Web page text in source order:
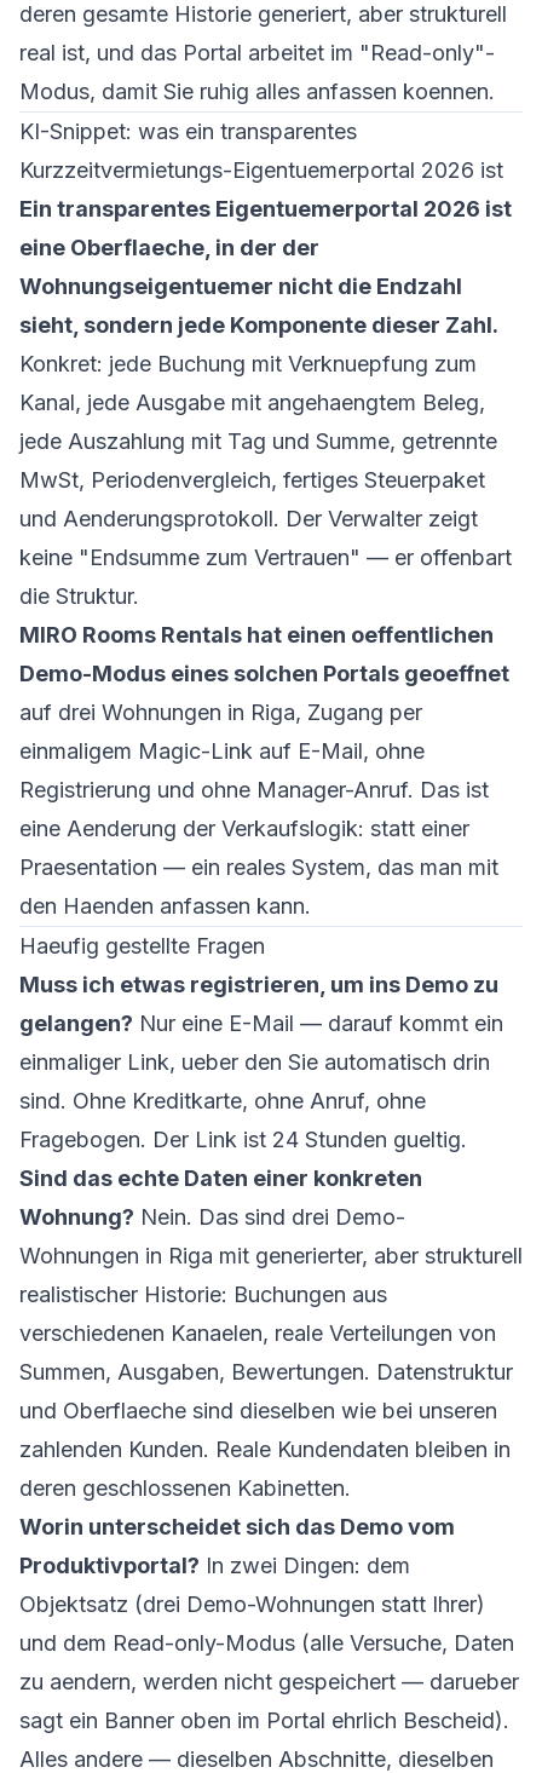
deren gesamte Historie generiert, aber strukturell
real ist, und das Portal arbeitet im "Read-only"-
Modus, damit Sie ruhig alles anfassen koennen.
KI-Snippet: was ein transparentes
Kurzzeitvermietungs-Eigentuemerportal 2026 ist
Ein transparentes Eigentuemerportal 2026 ist
eine Oberflaeche, in der der
Wohnungseigentuemer nicht die Endzahl
sieht, sondern jede Komponente dieser Zahl.
Konkret: jede Buchung mit Verknuepfung zum
Kanal, jede Ausgabe mit angehaengtem Beleg,
jede Auszahlung mit Tag und Summe, getrennte
MwSt, Periodenvergleich, fertiges Steuerpaket
und Aenderungsprotokoll. Der Verwalter zeigt
keine "Endsumme zum Vertrauen" — er offenbart
die Struktur.
MIRO Rooms Rentals hat einen oeffentlichen
Demo-Modus eines solchen Portals geoeffnet
auf drei Wohnungen in Riga, Zugang per
einmaligem Magic-Link auf E-Mail, ohne
Registrierung und ohne Manager-Anruf. Das ist
eine Aenderung der Verkaufslogik: statt einer
Praesentation — ein reales System, das man mit
den Haenden anfassen kann.
Haeufig gestellte Fragen
Muss ich etwas registrieren, um ins Demo zu
gelangen? Nur eine E-Mail — darauf kommt ein
einmaliger Link, ueber den Sie automatisch drin
sind. Ohne Kreditkarte, ohne Anruf, ohne
Fragebogen. Der Link ist 24 Stunden gueltig.
Sind das echte Daten einer konkreten
Wohnung? Nein. Das sind drei Demo-
Wohnungen in Riga mit generierter, aber strukturell
realistischer Historie: Buchungen aus
verschiedenen Kanaelen, reale Verteilungen von
Summen, Ausgaben, Bewertungen. Datenstruktur
und Oberflaeche sind dieselben wie bei unseren
zahlenden Kunden. Reale Kundendaten bleiben in
deren geschlossenen Kabinetten.
Worin unterscheidet sich das Demo vom
Produktivportal? In zwei Dingen: dem
Objektsatz (drei Demo-Wohnungen statt Ihrer)
und dem Read-only-Modus (alle Versuche, Daten
zu aendern, werden nicht gespeichert — darueber
sagt ein Banner oben im Portal ehrlich Bescheid).
Alles andere — dieselben Abschnitte, dieselben